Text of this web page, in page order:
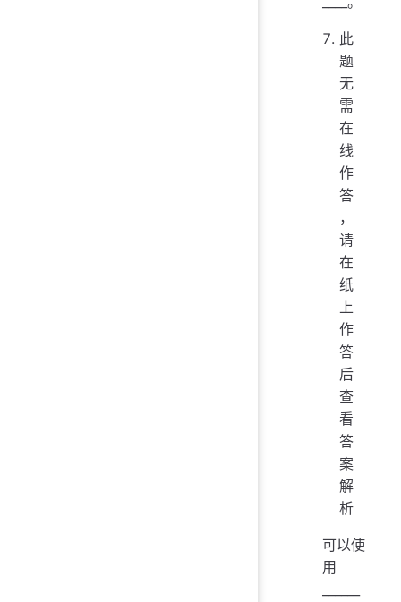
此
题
无
需
在
线
作
答
，
请
在
纸
上
作
答
后
查
看
答
案
解
析
可以使
用